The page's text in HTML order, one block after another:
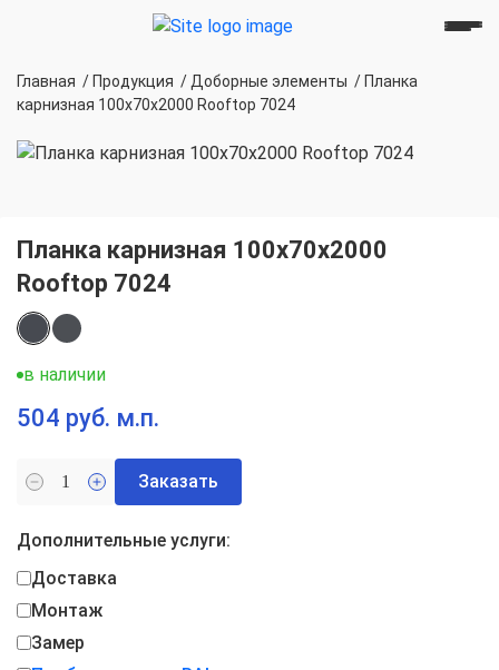
Главная / Продукция / Доборные элементы / Планка
карнизная 100х70х2000 Rooftop 7024
Планка карнизная 100х70х2000
Rooftop 7024
в наличии
504 руб. м.п.
Заказать
Дополнительные услуги:
Доставка
Монтаж
Замер